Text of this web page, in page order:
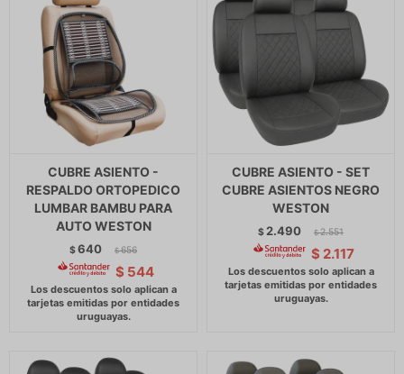
CUBRE ASIENTO -
RESPALDO ORTOPEDICO
LUMBAR BAMBU PARA
AUTO WESTON
$640 $ 656
$ 544
CUBRE ASIENTO - SET
CUBRE ASIENTOS NEGRO
WESTON
$ 2.490 $ 2.551
$ 2.117